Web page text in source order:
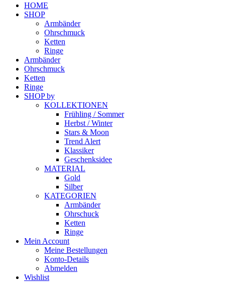
HOME
SHOP
Armbänder
Ohrschmuck
Ketten
Ringe
Armbänder
Ohrschmuck
Ketten
Ringe
SHOP by
KOLLEKTIONEN
Frühling / Sommer
Herbst / Winter
Stars & Moon
Trend Alert
Klassiker
Geschenksidee
MATERIAL
Gold
Silber
KATEGORIEN
Armbänder
Ohrschuck
Ketten
Ringe
Mein Account
Meine Bestellungen
Konto-Details
Abmelden
Wishlist